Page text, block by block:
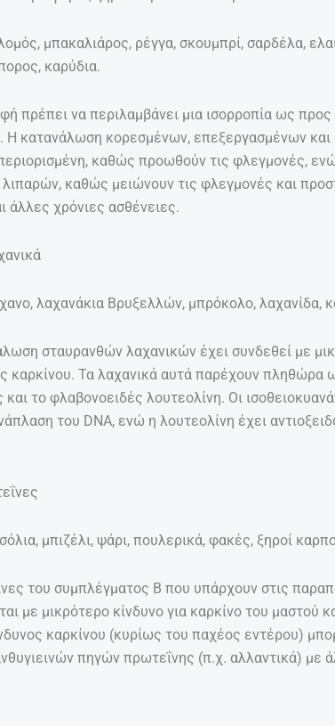
μπακαλιάρος, ρέγγα, σκουμπρί, σαρδέλα,
καρύδια.
πρέπει να περιλαμβάνει μια ισορροπία ως
Η κατανάλωση κορεσμένων, επεξεργασμένων
καθώς προωθούν τις φλεγμονές,
καθώς μειώνουν τις φλεγμονές και
άλλες χρόνιες ασθένειες.
λαχανάκια Βρυξελλών, μπρόκολο, λαχανίδα,
σταυρανθών λαχανικών έχει συνδεθεί με
καρκίνου. Τα λαχανικά αυτά παρέχουν πληθώρα
και το φλαβονοειδές λουτεολίνη. Οι
του DNA, ενώ η λουτεολίνη έχει
μπιζέλι, ψάρι, πουλερικά, φακές, ξηροί
του συμπλέγματος Β που υπάρχουν στις
με μικρότερο κίνδυνο για καρκίνο του μαστού
καρκίνου (κυρίως του παχέος εντέρου)
πηγών πρωτεΐνης (π.χ. αλλαντικά) με